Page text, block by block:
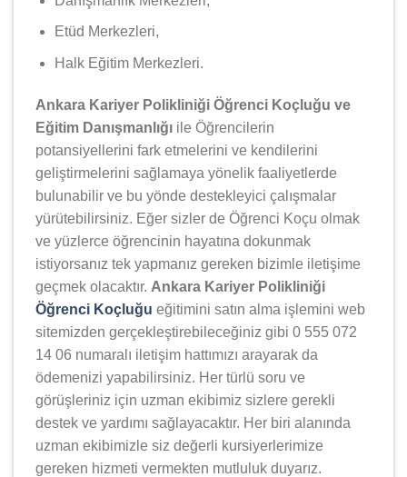
Etüd Merkezleri,
Halk Eğitim Merkezleri.
Ankara Kariyer Polikliniği Öğrenci Koçluğu ve
Eğitim Danışmanlığı ile Öğrencilerin
potansiyellerini fark etmelerini ve kendilerini
geliştirmelerini sağlamaya yönelik faaliyetlerde
bulunabilir ve bu yönde destekleyici çalışmalar
yürütebilirsiniz. Eğer sizler de Öğrenci Koçu olmak
ve yüzlerce öğrencinin hayatına dokunmak
istiyorsanız tek yapmanız gereken bizimle iletişime
geçmek olacaktır. Ankara Kariyer Polikliniği
Öğrenci Koçluğu eğitimini satın alma işlemini web
sitemizden gerçekleştirebileceğiniz gibi 0 555 072
14 06 numaralı iletişim hattımızı arayarak da
ödemenizi yapabilirsiniz. Her türlü soru ve
görüşleriniz için uzman ekibimiz sizlere gerekli
destek ve yardımı sağlayacaktır. Her biri alanında
uzman ekibimizle siz değerli kursiyerlerimize
gereken hizmeti vermekten mutluluk duyarız.